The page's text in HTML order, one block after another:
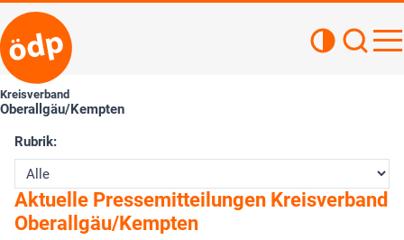
Kreisverband
Oberallgäu/Kempten
Rubrik:
Aktuelle Pressemitteilungen Kreisverband
Oberallgäu/Kempten